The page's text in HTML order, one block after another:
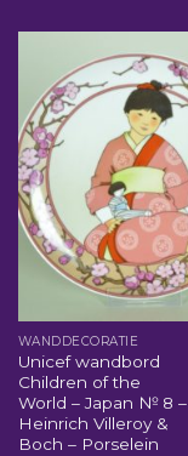
WANDDECORATIE
Unicef wandbord
Children of the
World – Japan № 8 –
Heinrich Villeroy &
Boch – Porselein